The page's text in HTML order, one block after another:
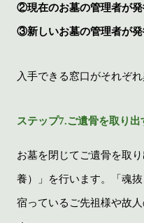
②現在のお墓の管理者が発
③新しいお墓の管理者が発
入手できる窓口がそれぞ
ステップ7.ご遺骨を取り出
お墓を閉じてご遺骨を取
養）」を行います。「魂
宿っているご先祖様や故